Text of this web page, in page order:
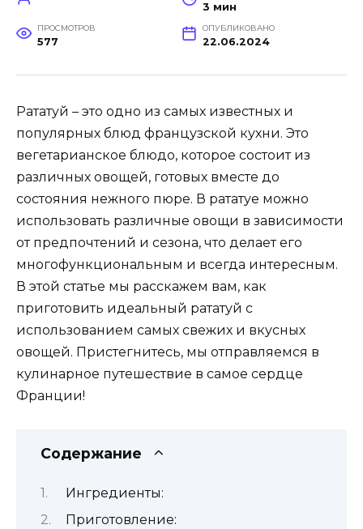
3 мин
ПРОСМОТРОВ
577
ОПУБЛИКОВАНО
22.06.2024
Рататуй – это одно из самых известных и
популярных блюд французской кухни. Это
вегетарианское блюдо, которое состоит из
различных овощей, готовых вместе до
состояния нежного пюре. В рататуе можно
использовать различные овощи в зависимости
от предпочтений и сезона, что делает его
многофункциональным и всегда интересным.
В этой статье мы расскажем вам, как
приготовить идеальный рататуй с
использованием самых свежих и вкусных
овощей. Пристегнитесь, мы отправляемся в
кулинарное путешествие в самое сердце
Франции!
Содержание
Ингредиенты:
Приготовление: